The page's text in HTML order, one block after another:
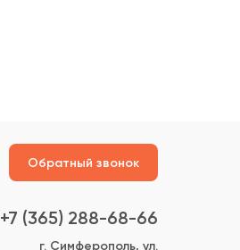
Обратный звонок
+7 (365) 288-68-66
г. Симферополь, ул.